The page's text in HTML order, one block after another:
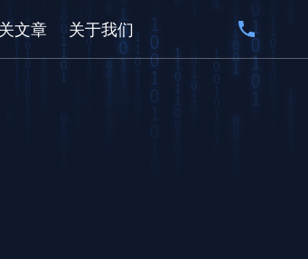
文章 关于我们